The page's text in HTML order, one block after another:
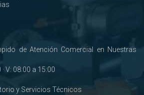
de Atención Comercial en Nuestras
V: 08:00 a 15:00
y Servicios Técnicos